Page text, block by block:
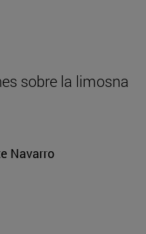
sobre la limosna
Navarro